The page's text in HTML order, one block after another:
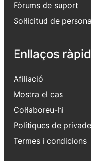
Fòrums de suport
Sol·licitud de
Enllaços
Afiliació
Mostra el cas
Col·laboreu-hi
Polítiques de
Termes i condicions